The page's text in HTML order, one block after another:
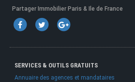
Partager Immobilier Paris & Ile de France
SERVICES & OUTILS GRATUITS
Annuaire des agences et mandataires